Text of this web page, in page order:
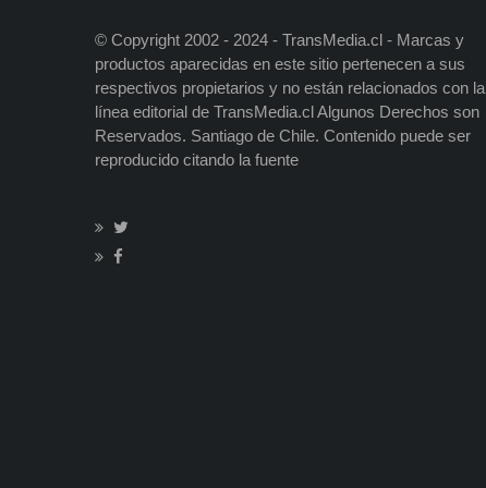
© Copyright 2002 - 2024 - TransMedia.cl - Marcas y
productos aparecidas en este sitio pertenecen a sus
respectivos propietarios y no están relacionados con la
línea editorial de TransMedia.cl Algunos Derechos son
Reservados. Santiago de Chile. Contenido puede ser
reproducido citando la fuente